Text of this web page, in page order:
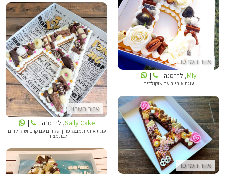
אזור המרכז
MLY
Mly, להזמנה: |
עוגת אותיות עם שוקולדים
אזור השרון
SALLY CAKE
Sally Cake, להזמנה: |
עוגת אותיות מבצק פריך שקדים עם קרם ושוקולדים
לבת מצווה
אזור המרכז
NINI - עוגות וקינוחים